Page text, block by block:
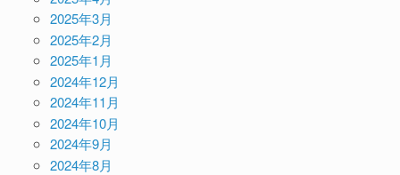
2025年3月
2025年2月
2025年1月
2024年12月
2024年11月
2024年10月
2024年9月
2024年8月